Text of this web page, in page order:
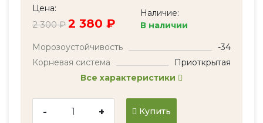
Цена:
2 300 ₽ 2 380 ₽
Наличие:
В наличии
Морозоустойчивость
-34
Корневая система
Приоткрытая
Все характеристики
- + Купить